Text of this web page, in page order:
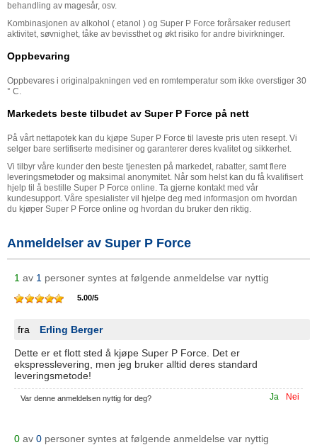
behandling av magesår, osv.
Kombinasjonen av alkohol ( etanol ) og Super P Force forårsaker redusert
aktivitet, søvnighet, tåke av bevissthet og økt risiko for andre bivirkninger.
Oppbevaring
Oppbevares i originalpakningen ved en romtemperatur som ikke overstiger 30
° C.
Markedets beste tilbudet av Super P Force på nett
På vårt nettapotek kan du kjøpe Super P Force til laveste pris uten resept. Vi
selger bare sertifiserte medisiner og garanterer deres kvalitet og sikkerhet.
Vi tilbyr våre kunder den beste tjenesten på markedet, rabatter, samt flere
leveringsmetoder og maksimal anonymitet. Når som helst kan du få kvalifisert
hjelp til å bestille Super P Force online. Ta gjerne kontakt med vår
kundesupport. Våre spesialister vil hjelpe deg med informasjon om hvordan
du kjøper Super P Force online og hvordan du bruker den riktig.
Anmeldelser av Super P Force
1 av 1 personer syntes at følgende anmeldelse var nyttig
5.00/5
fra Erling Berger
Dette er et flott sted å kjøpe Super P Force. Det er
ekspresslevering, men jeg bruker alltid deres standard
leveringsmetode!
Nei
Ja
Var denne anmeldelsen nyttig for deg?
0 av 0 personer syntes at følgende anmeldelse var nyttig